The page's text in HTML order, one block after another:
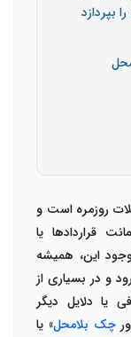
بپردازد
روزمره است و
قراردادها یا
این، همیشه
و در بسیاری از
یا دلایل دیگر
چک بلامحل» یا